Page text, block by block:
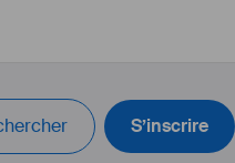
S’inscrire
🔖 Je suis